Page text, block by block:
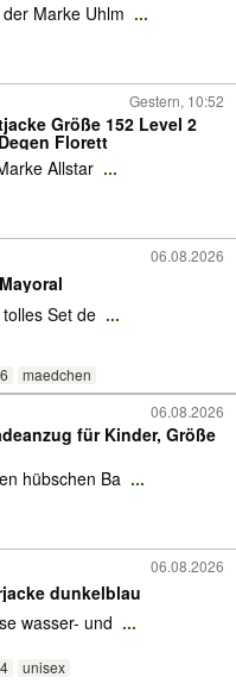
Marke Uhlm ...
Gestern, 10:52
Größe 152 Level 2
Florett
Allstar ...
06.08.2026
Set de ...
maedchen
06.08.2026
für Kinder, Größe
hübschen Ba ...
06.08.2026
dunkelblau
wasser- und ...
unisex